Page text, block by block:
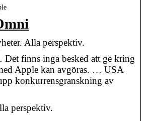
Alla perspektiv.
finns inga besked att ge kring
Apple kan avgöras. … USA
konkurrensgranskning av
perspektiv.